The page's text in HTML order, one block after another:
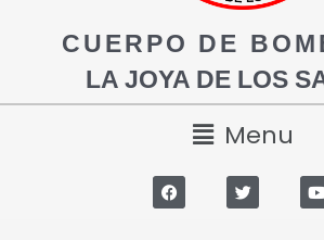
CUERPO DE
LA JOYA DE LOS
Menu